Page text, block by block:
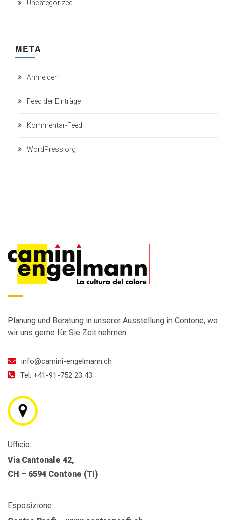
Uncategorized
META
Anmelden
Feed der Einträge
Kommentar-Feed
WordPress.org
Planung und Beratung in unserer Ausstellung in Contone, wo
wir uns gerne für Sie Zeit nehmen.
info@camini-engelmann.ch
Tel: +41-91-752 23 43
Ufficio:
Via Cantonale 42,
CH – 6594 Contone (TI)
Esposizione: